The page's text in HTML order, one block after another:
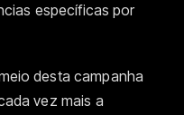
específicas por
desta campanha
vez mais a